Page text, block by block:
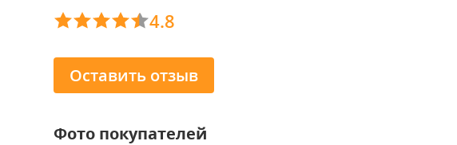
4.8
Оставить отзыв
Фото покупателей